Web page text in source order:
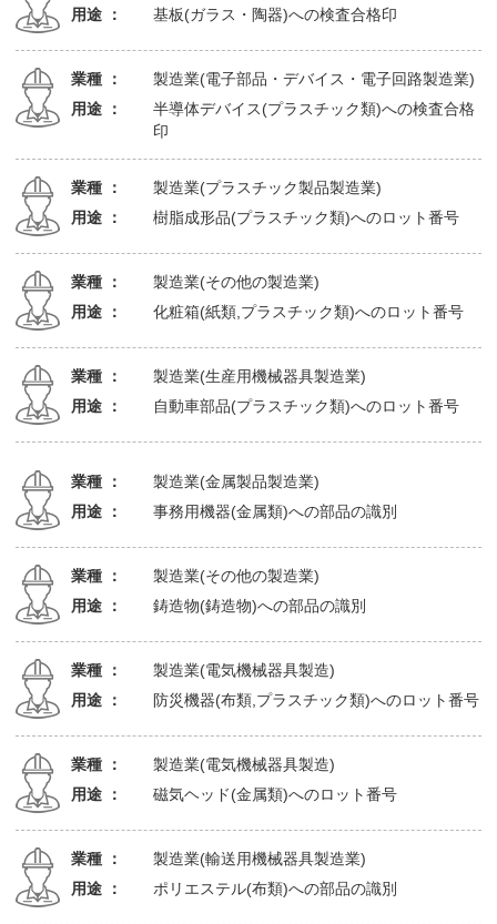
用途 ：
基板(ガラス・陶器)への検査合格印
業種 ：
製造業(電子部品・デバイス・電子回路製造業)
用途 ：
半導体デバイス(プラスチック類)への検査合格
印
業種 ：
製造業(プラスチック製品製造業)
用途 ：
樹脂成形品(プラスチック類)へのロット番号
業種 ：
製造業(その他の製造業)
用途 ：
化粧箱(紙類,プラスチック類)へのロット番号
業種 ：
製造業(生産用機械器具製造業)
用途 ：
自動車部品(プラスチック類)へのロット番号
業種 ：
製造業(金属製品製造業)
用途 ：
事務用機器(金属類)への部品の識別
業種 ：
製造業(その他の製造業)
用途 ：
鋳造物(鋳造物)への部品の識別
業種 ：
製造業(電気機械器具製造)
用途 ：
防災機器(布類,プラスチック類)へのロット番号
業種 ：
製造業(電気機械器具製造)
用途 ：
磁気ヘッド(金属類)へのロット番号
業種 ：
製造業(輸送用機械器具製造業)
用途 ：
ポリエステル(布類)への部品の識別